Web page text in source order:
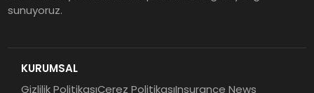
sunuyoruz.
KURUMSAL
Gizlilik PolitikasıÇerez PolitikasıInsurance News